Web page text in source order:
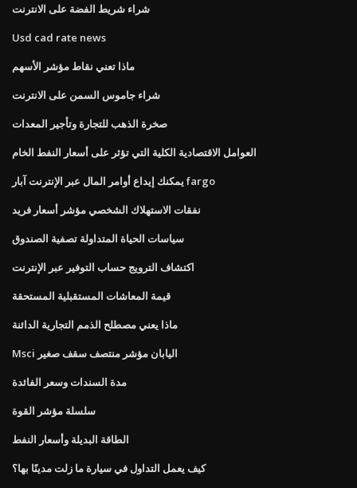
شراء شريط الفضة على الانترنت
Usd cad rate news
ماذا تعني نقاط مؤشر الأسهم
شراء جاموس السمن على الانترنت
صخرة الذهب للتجارة وتأجير المعدات
العوامل الاقتصادية الكلية التي تؤثر على أسعار النفط الخام
يمكنك إيداع أوامر المال عبر الإنترنت آبار fargo
نفقات الاستهلاك الشخصي مؤشر أسعار فريد
سياسات الحياة المتداولة تصفية الصندوق
اكتشاف الترويج حساب التوفير عبر الإنترنت
قيمة المعاشات المستقبلية المستحقة
ماذا يعني مصطلح الذمم التجارية الدائنة
Msci اليابان مؤشر منتصف سقف صغير
مدة السندات وسعر الفائدة
سلسلة مؤشر القوة
الطاقة البديلة وأسعار النفط
كيف يعمل التداول في سيارة ما زلت مدينًا بها؟